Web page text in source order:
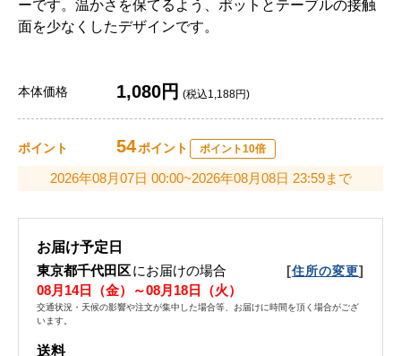
ーです。温かさを保てるよう、ポットとテーブルの接触
面を少なくしたデザインです。
本体価格 1,080円 (税込1,188円)
ポイント 54ポイント ポイント10倍
2026年08月07日 00:00~2026年08月08日 23:59まで
お届け予定日
東京都千代田区にお届けの場合 [住所の変更]
08月14日（金）～08月18日（火）
交通状況・天候の影響や注文が集中した場合等、お届けに時間を頂く場合がござ
います。
送料